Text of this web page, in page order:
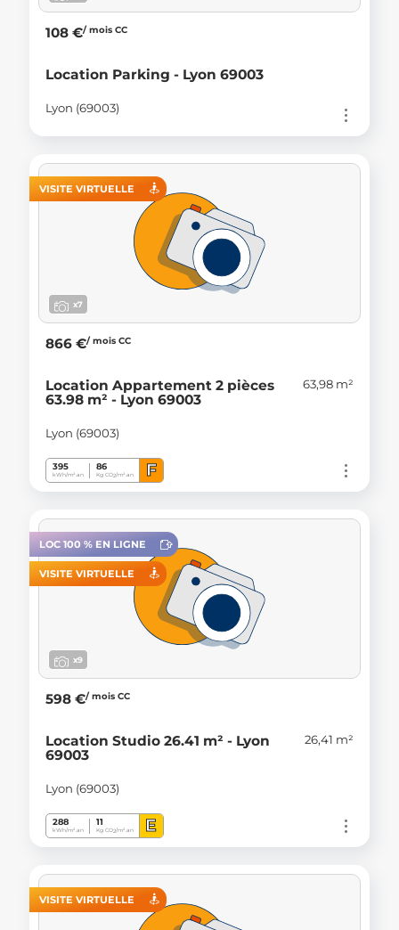
108 €/ mois CC
Location Parking - Lyon 69003
Lyon (69003)
VISITE VIRTUELLE
x7
866 €/ mois CC
Location Appartement 2 pièces
63.98 m² - Lyon 69003
63,98 m²
Lyon (69003)
395
kWh/m².an
86
Kg CO2/m².an F
LOC 100 % EN LIGNE
VISITE VIRTUELLE
x9
598 €/ mois CC
Location Studio 26.41 m² - Lyon
69003
26,41 m²
Lyon (69003)
288
kWh/m².an
11
Kg CO2/m².an E
VISITE VIRTUELLE